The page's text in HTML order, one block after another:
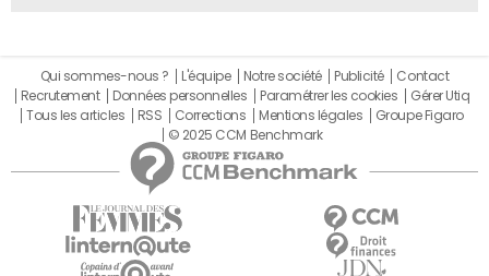
Qui sommes-nous ? L'équipe Notre société Publicité
Contact
Recrutement
Données personnelles Paramétrer les cookies
Gérer Utiq
Tous les articles
RSS Corrections Mentions légales
Groupe Figaro
© 2025 CCM Benchmark